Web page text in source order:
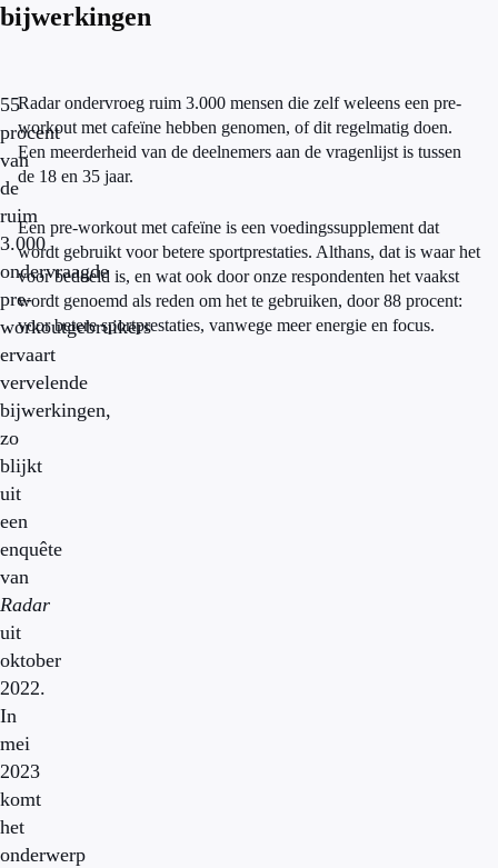
bijwerkingen
55
procent
van
de
ruim
3.000
ondervraagde
pre-
workoutgebruikers
ervaart
vervelende
bijwerkingen,
zo
blijkt
uit
een
enquête
van
Radar
uit
oktober
2022.
In
mei
2023
komt
het
onderwerp
Radar ondervroeg ruim 3.000 mensen die zelf weleens een pre-
workout met cafeïne hebben genomen, of dit regelmatig doen.
Een meerderheid van de deelnemers aan de vragenlijst is tussen
de 18 en 35 jaar.
Een pre-workout met cafeïne is een voedingssupplement dat
wordt gebruikt voor betere sportprestaties. Althans, dat is waar het
voor bedoeld is, en wat ook door onze respondenten het vaakst
wordt genoemd als reden om het te gebruiken, door 88 procent:
voor betere sportprestaties, vanwege meer energie en focus.